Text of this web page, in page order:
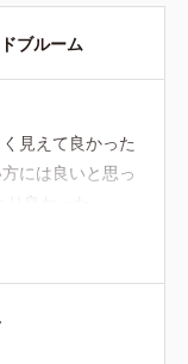
トするのが大好
イテムになりま
ブルーム
見えて良かった
には良いと思っ
良かった。